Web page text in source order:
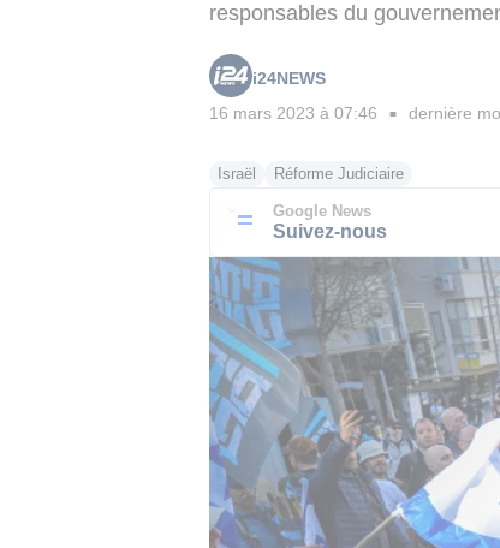
responsables du
i24NEWS
16 mars 2023 à 07:46 ■ dernière
Israël Réforme Judiciaire
Google News
Suivez-nous